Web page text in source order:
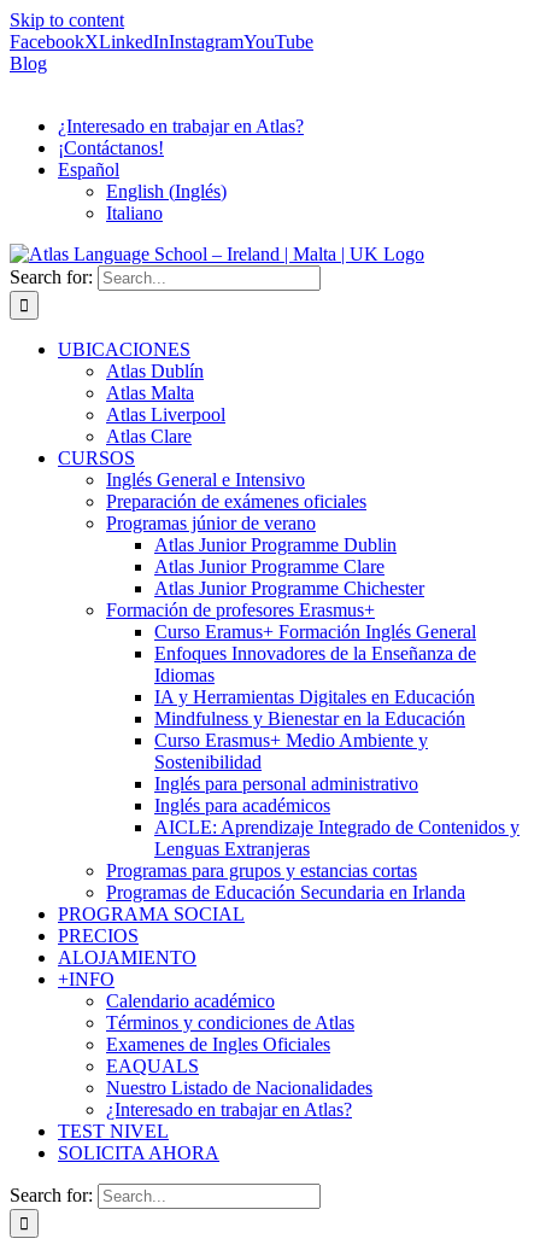
Skip to content
FacebookXLinkedInInstagramYouTube
Blog
¿Interesado en trabajar en Atlas?
¡Contáctanos!
Español
English (Inglés)
Italiano
Search for:
UBICACIONES
Atlas Dublín
Atlas Malta
Atlas Liverpool
Atlas Clare
CURSOS
Inglés General e Intensivo
Preparación de exámenes oficiales
Programas júnior de verano
Atlas Junior Programme Dublin
Atlas Junior Programme Clare
Atlas Junior Programme Chichester
Formación de profesores Erasmus+
Curso Eramus+ Formación Inglés General
Enfoques Innovadores de la Enseñanza de
Idiomas
IA y Herramientas Digitales en Educación
Mindfulness y Bienestar en la Educación
Curso Erasmus+ Medio Ambiente y
Sostenibilidad
Inglés para personal administrativo
Inglés para académicos
AICLE: Aprendizaje Integrado de Contenidos y
Lenguas Extranjeras
Programas para grupos y estancias cortas
Programas de Educación Secundaria en Irlanda
PROGRAMA SOCIAL
PRECIOS
ALOJAMIENTO
+INFO
Calendario académico
Términos y condiciones de Atlas
Examenes de Ingles Oficiales
EAQUALS
Nuestro Listado de Nacionalidades
¿Interesado en trabajar en Atlas?
TEST NIVEL
SOLICITA AHORA
Search for: